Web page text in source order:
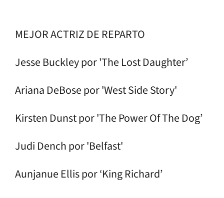
MEJOR ACTRIZ DE REPARTO
Jesse Buckley por 'The Lost Daughter’
Ariana DeBose por 'West Side Story'
Kirsten Dunst por 'The Power Of The Dog’
Judi Dench por 'Belfast'
Aunjanue Ellis por ‘King Richard’